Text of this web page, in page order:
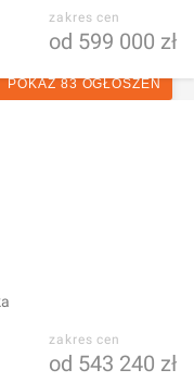
zakres cen
od 599 000 zł
POKAŻ 83 OGŁOSZEŃ
zakres cen
od 543 240 zł